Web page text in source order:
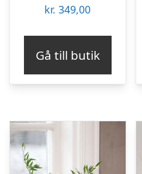
kr. 349,00
Gå till butik